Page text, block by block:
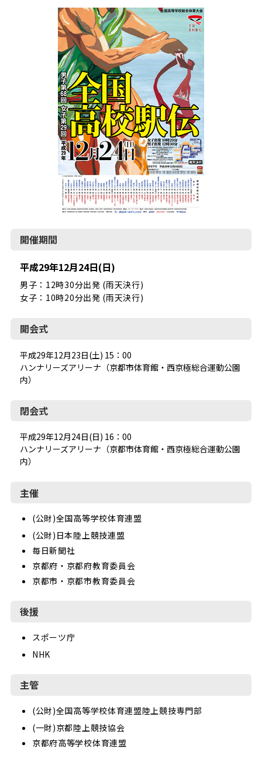
開催期間
平成29年12月24日(日)
男子：12時30分出発 (雨天決行)
女子：10時20分出発 (雨天決行)
開会式
平成29年12月23日(土) 15：00
ハンナリーズアリーナ（京都市体育館・西京極総合運動公園
内）
閉会式
平成29年12月24日(日) 16：00
ハンナリーズアリーナ（京都市体育館・西京極総合運動公園
内）
主催
(公財)全国高等学校体育連盟
(公財)日本陸上競技連盟
毎日新聞社
京都府・京都府教育委員会
京都市・京都市教育委員会
後援
スポーツ庁
NHK
主管
(公財)全国高等学校体育連盟陸上競技専門部
(一財)京都陸上競技協会
京都府高等学校体育連盟